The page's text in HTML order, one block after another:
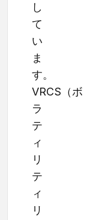
し
て
い
ま
す。
VRCS（ボ
ラ
テ
ィ
リ
テ
ィ
リ